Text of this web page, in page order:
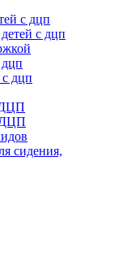
с дцп
с дцп
дцп
дцп
ДЦП
ДЦП
сидения,